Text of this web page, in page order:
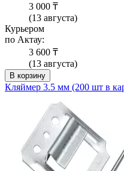
3 000 ₸
(13 августа)
Курьером
по Актау:
3 600 ₸
(13 августа)
В корзину
Кляймер 3.5 мм (200 шт в